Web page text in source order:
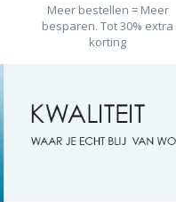
Meer bestellen = Meer
besparen. Tot 30% extra
korting